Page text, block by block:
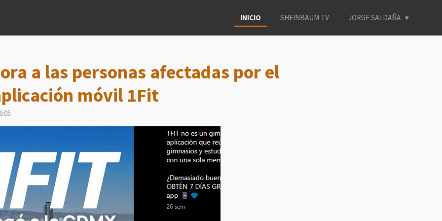
INICIO SHEINBAUM TV JORGE SALDAÑA
a las personas afectadas por el
móvil 1Fit